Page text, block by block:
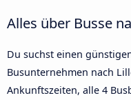
Alles über Busse
Du suchst einen
Busunternehmen nach
Ankunftszeiten, alle 4